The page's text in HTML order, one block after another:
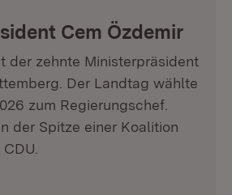
Cem Özdemir
der zehnte Ministerpräsident
Der Landtag wählte
zum Regierungschef.
der Spitze einer Koalition